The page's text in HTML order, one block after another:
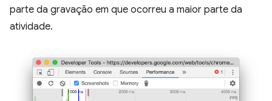
parte da gravação em que ocorreu a maior parte da
atividade.